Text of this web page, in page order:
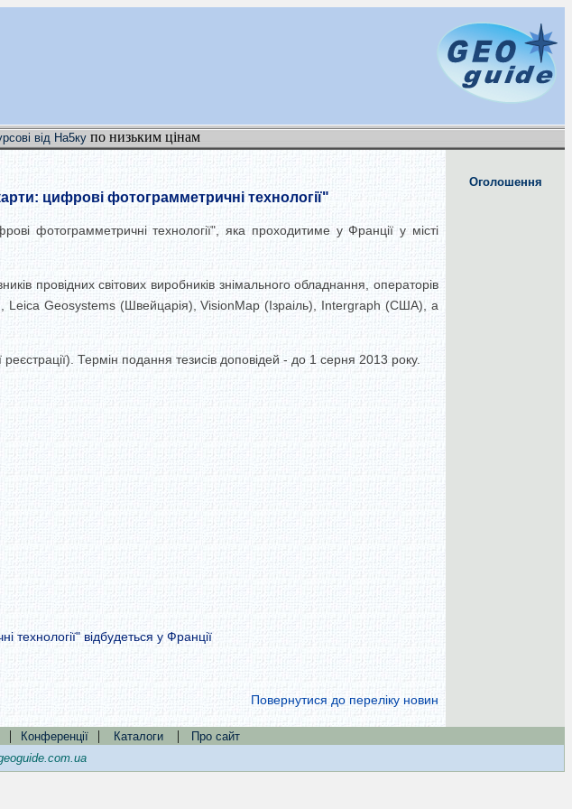
від На5ку по низьким цінам
цифрові фотограмметричні технології"
фотограмметричні технології", яка проходитиме у Франції у місті
провідних світових виробників знімального обладнання, операторів
Geosystems (Швейцарія), VisionMap (Ізраіль), Intergraph (США), а
Термін подання тезисів доповідей - до 1 серня 2013 року.
відбудеться у Франції
Повернутися до переліку новин
Оголошення
| Конференції | Каталоги |
Про сайт